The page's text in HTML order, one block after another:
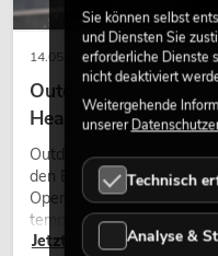
14.05.2026
Outdoor Moving-
Heads bei Events
Outdoor Moving-Heads
den Einsatz im Freien.
Open-Air-Konzerten,
temporären
Jetzt lesen
Sie können selbst
und Diensten Sie
erforderliche Dienste
nicht deaktiviert
Weitergehende
unserer
Technisch
Analyse &